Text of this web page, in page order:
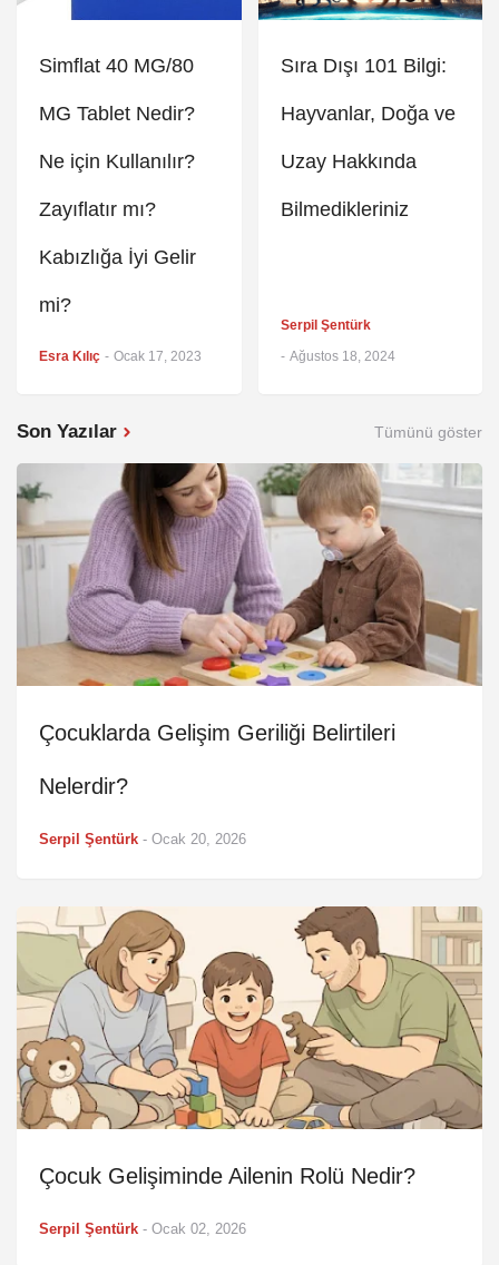
Simflat 40 MG/80
MG Tablet Nedir?
Ne için Kullanılır?
Zayıflatır mı?
Kabızlığa İyi Gelir
mi?
Esra Kılıç - Ocak 17, 2023
Sıra Dışı 101 Bilgi:
Hayvanlar, Doğa ve
Uzay Hakkında
Bilmedikleriniz
Serpil Şentürk
- Ağustos 18, 2024
Son Yazılar Tümünü göster
Çocuklarda Gelişim Geriliği Belirtileri
Nelerdir?
Serpil Şentürk - Ocak 20, 2026
Çocuk Gelişiminde Ailenin Rolü Nedir?
Serpil Şentürk - Ocak 02, 2026